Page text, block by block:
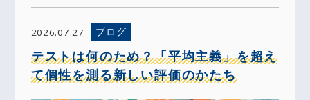
2026.07.27 ブログ
テストは何のため？「平均主義」を超え
て個性を測る新しい評価のかたち